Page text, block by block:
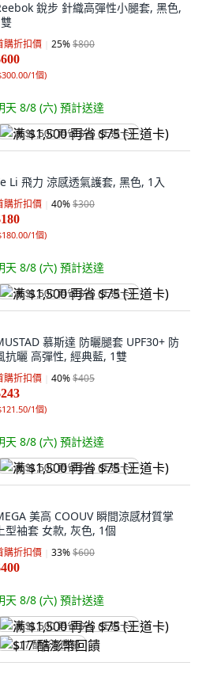
銳步 針織高彈性小腿套, 黑色,
購折扣價 25%$800
1個)
天 8/8 (六) 預計送達
满 $1,500 再省 $75 (王道卡)
Li 飛力 涼感透氣護套, 黑色, 1入
購折扣價 40%$300
1個)
天 8/8 (六) 預計送達
满 $1,500 再省 $75 (王道卡)
慕斯達 防曬腿套 UPF30+ 防
抗曬 高彈性, 經典藍, 1雙
購折扣價 40%$405
1個)
天 8/8 (六) 預計送達
满 $1,500 再省 $75 (王道卡)
美高 COOUV 瞬間涼感材質掌
上型袖套 女款, 灰色, 1個
購折扣價 33%$600
天 8/8 (六) 預計送達
满 $1,500 再省 $75 (王道卡)
$17 酷澎幣回饋